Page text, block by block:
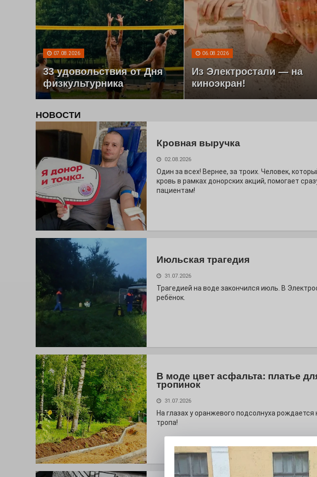
07.08.2026
33 удовольствия от Дня
физкультурника
06.08.2026
Из Электростали — на
киноэкран!
НОВОСТИ
Кровная выручка
02.08.2026
Один за всех! Вернее, за троих. Человек,
кровь в рамках донорских акций, помогает
пациентам!
Июльская трагедия
31.07.2026
Трагедией на воде закончился июль. В
ребёнок.
В моде цвет асфальта: платье
тропинок
31.07.2026
На глазах у оранжевого подсолнуха рождается
тропа!